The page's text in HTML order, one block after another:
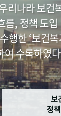
리나라 보건
름, 정책 도
행한 ‘보건
여 수록하였
보
정